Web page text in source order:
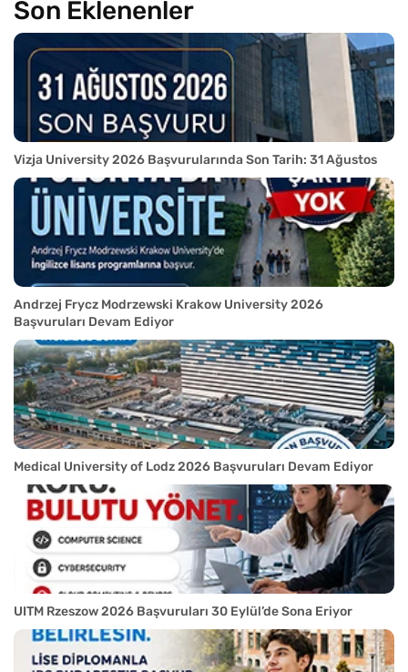
Son Eklenenler
Vizja University 2026 Başvurularında Son Tarih: 31 Ağustos
Andrzej Frycz Modrzewski Krakow University 2026
Başvuruları Devam Ediyor
Medical University of Lodz 2026 Başvuruları Devam Ediyor
UITM Rzeszow 2026 Başvuruları 30 Eylül’de Sona Eriyor